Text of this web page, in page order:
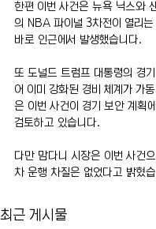
한편 이번 사건은 뉴욕 닉스와
의 NBA 파이널 3차전이 열리는
바로 인근에서 발생했습니다.
또 도널드 트럼프 대통령의 경
어 이미 강화된 경비 체계가 가
은 이번 사건이 경기 보안 계획
검토하고 있습니다.
다만 맘다니 시장은 이번 사건
차 운행 차질은 없었다고 밝혔
최근 게시물